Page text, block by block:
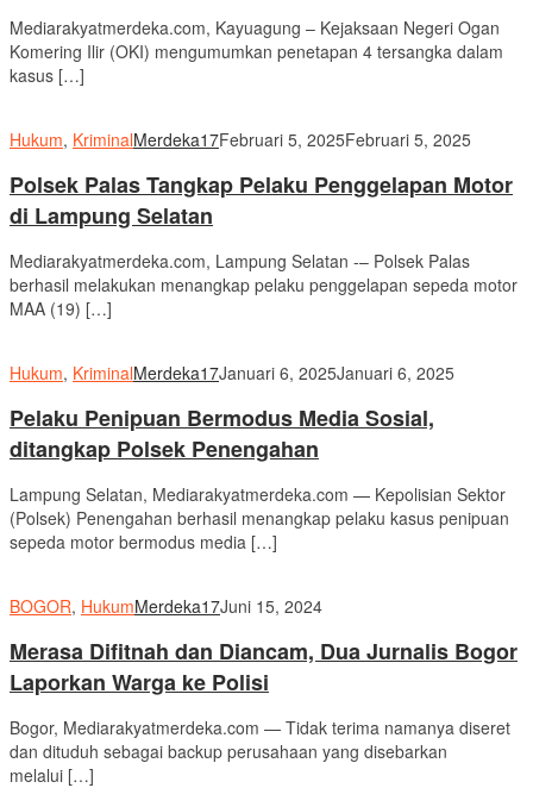
Mediarakyatmerdeka.com, Kayuagung – Kejaksaan Negeri Ogan
Komering Ilir (OKI) mengumumkan penetapan 4 tersangka dalam
kasus […]
Hukum, KriminalMerdeka17Februari 5, 2025Februari 5, 2025
Polsek Palas Tangkap Pelaku Penggelapan Motor
di Lampung Selatan
Mediarakyatmerdeka.com, Lampung Selatan -– Polsek Palas
berhasil melakukan menangkap pelaku penggelapan sepeda motor
MAA (19) […]
Hukum, KriminalMerdeka17Januari 6, 2025Januari 6, 2025
Pelaku Penipuan Bermodus Media Sosial,
ditangkap Polsek Penengahan
Lampung Selatan, Mediarakyatmerdeka.com — Kepolisian Sektor
(Polsek) Penengahan berhasil menangkap pelaku kasus penipuan
sepeda motor bermodus media […]
BOGOR, HukumMerdeka17Juni 15, 2024
Merasa Difitnah dan Diancam, Dua Jurnalis Bogor
Laporkan Warga ke Polisi
Bogor, Mediarakyatmerdeka.com — Tidak terima namanya diseret
dan dituduh sebagai backup perusahaan yang disebarkan
melalui […]